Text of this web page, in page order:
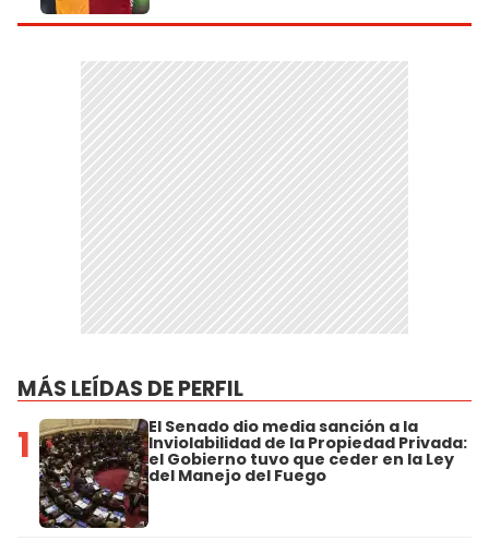
MÁS LEÍDAS DE PERFIL
1 El Senado dio media sanción a la
Inviolabilidad de la Propiedad Privada:
el Gobierno tuvo que ceder en la Ley
del Manejo del Fuego